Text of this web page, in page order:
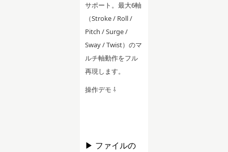
サポート。最大6軸
（Stroke / Roll /
Pitch / Surge /
Sway / Twist）のマ
ルチ軸動作をフル
再現します。
操作デモ ⇩
▶ ファイルの